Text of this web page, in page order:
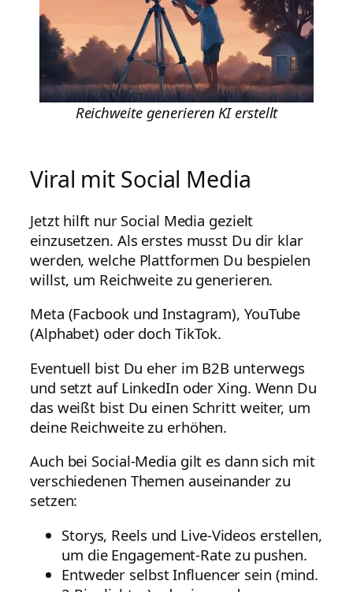
Reichweite generieren KI erstellt
Viral mit Social Media
Jetzt hilft nur Social Media gezielt
einzusetzen. Als erstes musst Du dir klar
werden, welche Plattformen Du bespielen
willst, um Reichweite zu generieren.
Meta (Facbook und Instagram), YouTube
(Alphabet) oder doch TikTok.
Eventuell bist Du eher im B2B unterwegs
und setzt auf LinkedIn oder Xing. Wenn Du
das weißt bist Du einen Schritt weiter, um
deine Reichweite zu erhöhen.
Auch bei Social-Media gilt es dann sich mit
verschiedenen Themen auseinander zu
setzen:
Storys, Reels und Live-Videos erstellen,
um die Engagement-Rate zu pushen.
Entweder selbst Influencer sein (mind.